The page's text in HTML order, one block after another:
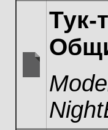
unread
Тук-